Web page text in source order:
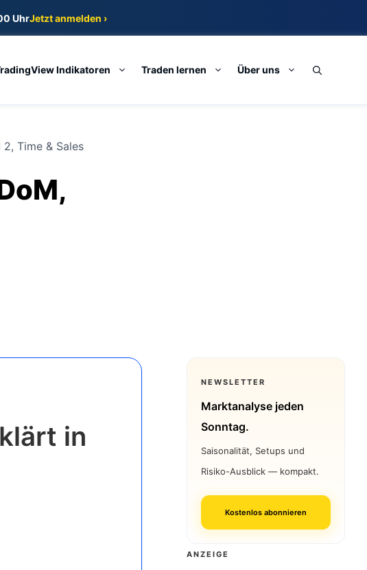
UhrJetzt anmelden ›
Indikatoren Traden lernen Über uns
Time & Sales
in
NEWSLETTER
Marktanalyse jeden
Sonntag.
Saisonalität, Setups und
Risiko-Ausblick — kompakt.
Kostenlos abonnieren
ANZEIGE